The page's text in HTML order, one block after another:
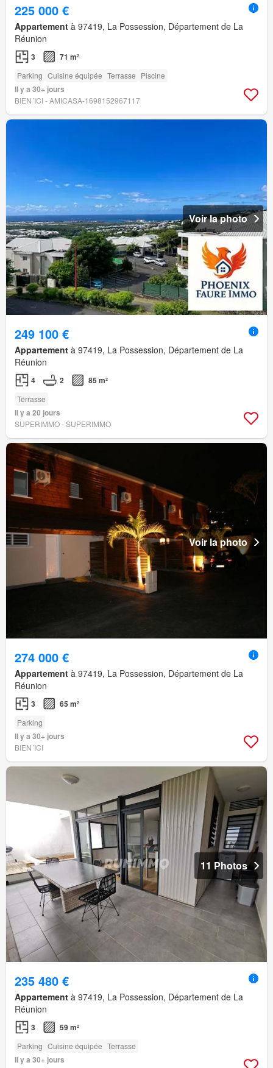
225 000 €
Appartement à 97419, La Possession, Département de La
Réunion
3 71 m²
Parking Cuisine équipée Terrasse Piscine
Il y a 30+ jours
BIEN´ICI - AMICASA-1698152967117
Voir la photo
249 100 €
Appartement à 97419, La Possession, Département de La
Réunion
4 2 85 m²
Terrasse
Il y a 20 jours
SUPERIMMO - SUPERIMMO
Voir la photo
274 000 €
Appartement à 97419, La Possession, Département de La
Réunion
3 65 m²
Parking
Il y a 30+ jours
BIEN´ICI
11 Photos
235 480 €
Appartement à 97419, La Possession, Département de La
Réunion
3 59 m²
Parking Cuisine équipée Terrasse
Il y a 30+ jours